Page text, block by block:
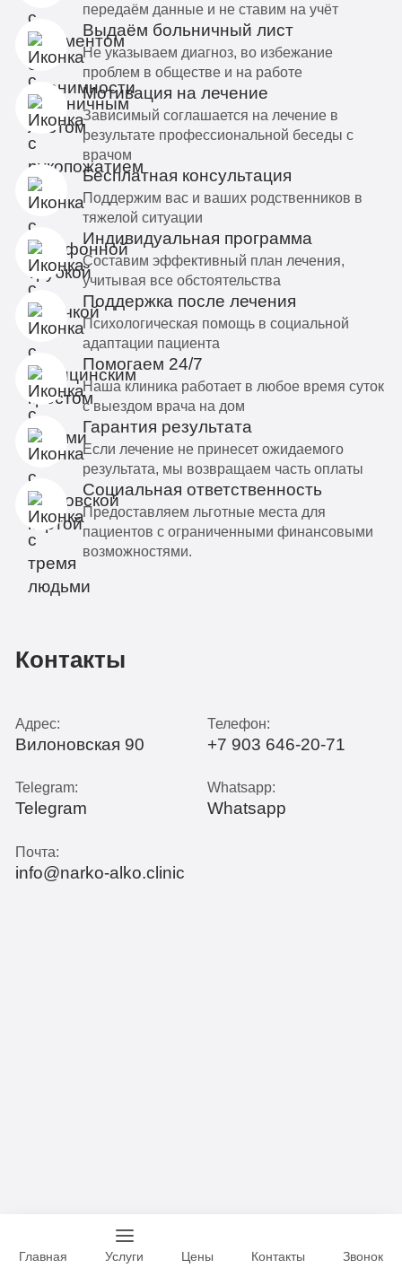
передаём данные и не ставим на учёт
Выдаём больничный лист
Не указываем диагноз, во избежание
проблем в обществе и на работе
Мотивация на лечение
Зависимый соглашается на лечение в
результате профессиональной беседы с
врачом
Бесплатная консультация
Поддержим вас и ваших родственников в
тяжелой ситуации
Индивидуальная программа
Составим эффективный план лечения,
учитывая все обстоятельства
Поддержка после лечения
Психологическая помощь в социальной
адаптации пациента
Помогаем 24/7
Наша клиника работает в любое время суток
с выездом врача на дом
Гарантия результата
Если лечение не принесет ожидаемого
результата, мы возвращаем часть оплаты
Социальная ответственность
Предоставляем льготные места для
пациентов с ограниченными финансовыми
возможностями.
Контакты
Адрес:
Вилоновская 90
Телефон:
+7 903 646-20-71
Telegram:
Telegram
Whatsapp:
Whatsapp
Почта:
info@narko-alko.clinic
Главная Услуги Цены Контакты Звонок